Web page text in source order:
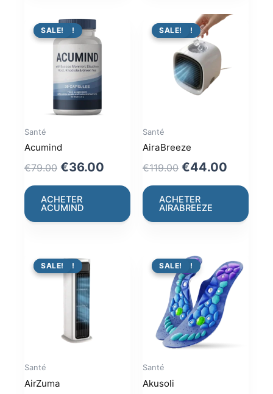
PROMO !
SALE!
Santé
Acumind
€79.00 Original
price
was:
€79.00.
€36.00 Current
price
€36.00.
ACHETER
ACUMIND
PROMO !
SALE!
Santé
AiraBreeze
€119.00 Original
price
was:
€119.00.
€44.00
price
ACHETER
AIRABREEZE
PROMO !
SALE!
Santé
AirZuma
PROMO !
SALE!
Santé
Akusoli